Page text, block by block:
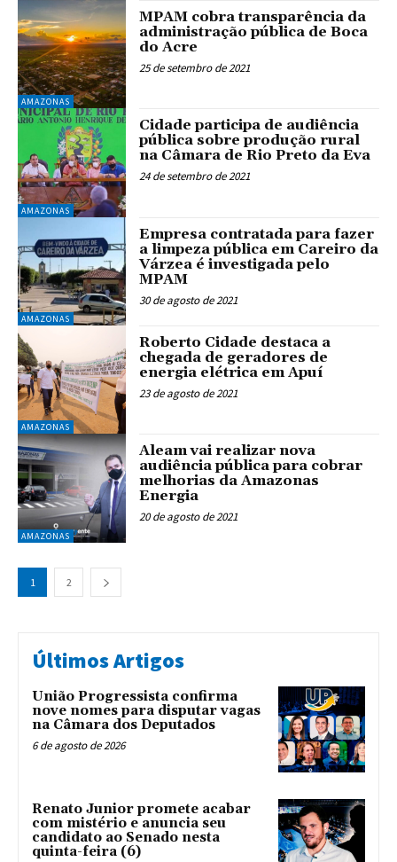
AMAZONAS
MPAM cobra transparência da
administração pública de Boca
do Acre
25 de setembro de 2021
AMAZONAS
Cidade participa de audiência
pública sobre produção rural
na Câmara de Rio Preto da Eva
24 de setembro de 2021
AMAZONAS
Empresa contratada para fazer
a limpeza pública em Careiro da
Várzea é investigada pelo
MPAM
30 de agosto de 2021
AMAZONAS
Roberto Cidade destaca a
chegada de geradores de
energia elétrica em Apuí
23 de agosto de 2021
AMAZONAS
Aleam vai realizar nova
audiência pública para cobrar
melhorias da Amazonas
Energia
20 de agosto de 2021
1 2
Últimos Artigos
União Progressista confirma
nove nomes para disputar vagas
na Câmara dos Deputados
6 de agosto de 2026
Renato Junior promete acabar
com mistério e anuncia seu
candidato ao Senado nesta
quinta-feira (6)